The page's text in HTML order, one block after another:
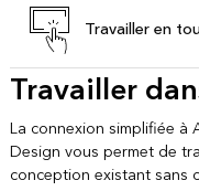
Travailler en
Travailler
La connexion simplifiée à
Design vous permet de
conception existant sans